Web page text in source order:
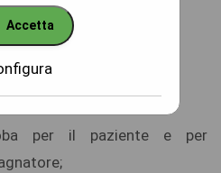
Accetta
pollici;
per il paziente e per